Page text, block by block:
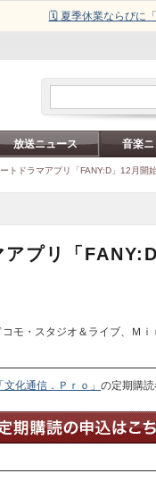
🗓️ 夏季休業ならびに
放送ニュース 音楽
トドラマアプリ「FANY:D」12月開
プリ「
モ・スタジオ＆ライブ、Ｍ
「文化通信．Ｐｒｏ」の定期購